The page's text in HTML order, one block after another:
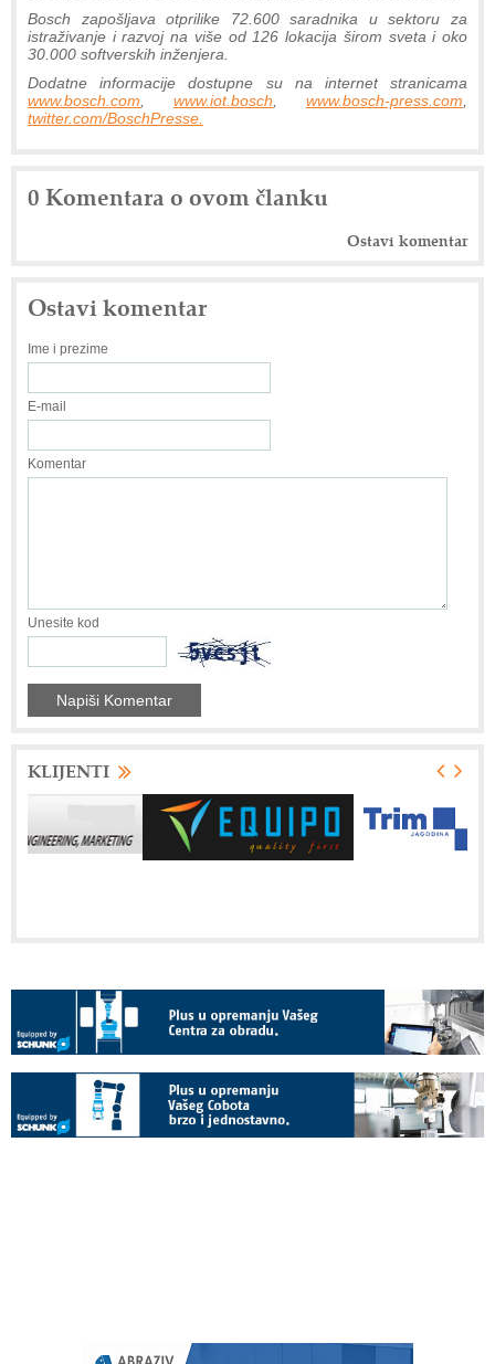
Bosch zapošljava otprilike 72.600 saradnika u sektoru za
istraživanje i razvoj na više od 126 lokacija širom sveta i oko
30.000 softverskih inženjera.
Dodatne informacije dostupne su na internet stranicama
www.bosch.com
www.iot.bosch www.bosch-press.com
twitter.com/BoschPresse.
0 Komentara o ovom članku
Ostavi komentar
Ostavi komentar
Ime i prezime
E-mail
Komentar
Unesite kod
KLIJENTI